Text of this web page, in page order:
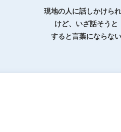
現地の人に話しかけら
けど、いざ話そうと
すると言葉にならない